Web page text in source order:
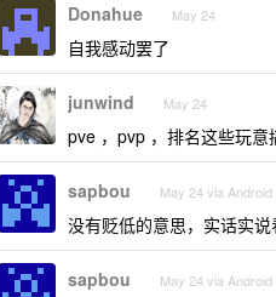
Donahue May 24
自我感动罢了
junwind May 24
pve ，pvp ，排名这些玩意
sapbou May 24 via Android
没有贬低的意思，实话实
sapbou May 24 via Android